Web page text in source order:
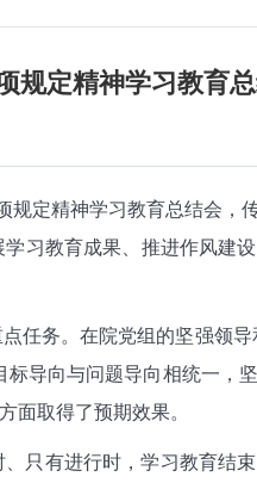
规定精神学习教育
定精神学习教育总结会，
习教育成果、推进作风建
任务。在院党组的坚强领
导向与问题导向相统一，
面取得了预期效果。
只有进行时，学习教育结